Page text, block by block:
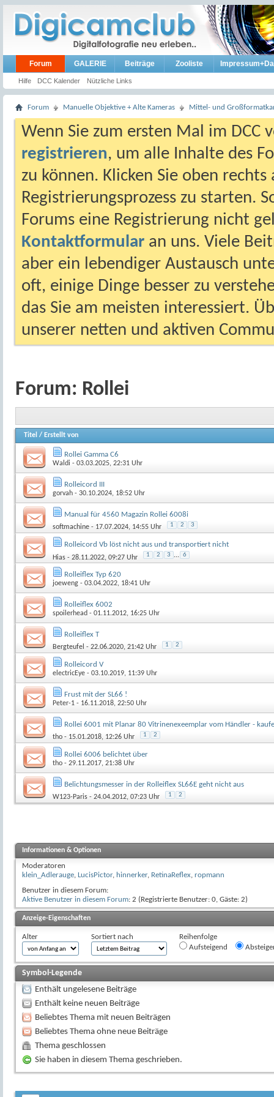
Forum
Hilfe DCC Kalender Nützliche Links
GALERIE Beiträge Zooliste
Forum Manuelle Objektive + Alte Kameras Mittel- und
Wenn Sie zum ersten Mal im DCC
registrieren, um alle Inhalte des
zu können. Klicken Sie oben
Registrierungsprozess zu starten.
Forums eine Registrierung nicht
Kontaktformular an uns. Viele
aber ein lebendiger Austausch
oft, einige Dinge besser zu
das Sie am meisten interessiert.
unserer netten und aktiven
Forum: Rollei
Titel / Erstellt von
Rollei Gamma C6
Waldi - 03.03.2025, 22:31 Uhr
Rolleicord III
gorvah - 30.10.2024, 18:52 Uhr
Manual für 4560 Magazin Rollei 6008i
softmachine - 17.07.2024, 14:55 Uhr 1 2 3
Rolleicord Vb löst nicht aus und transportiert nicht
Hias - 28.11.2022, 09:27 Uhr 1 2 3 ... 6
Rolleiflex Typ 620
joeweng - 03.04.2022, 18:41 Uhr
Rolleiflex 6002
spoilerhead - 01.11.2012, 16:25 Uhr
Rolleiflex T
Bergteufel - 22.06.2020, 21:42 Uhr 1 2
Rolleicord V
electricEye - 03.10.2019, 11:39 Uhr
Frust mit der SL66 !
Peter-1 - 16.11.2018, 22:50 Uhr
Rollei 6001 mit Planar 80 Vitrinenexeemplar vom Händler -
tho - 15.01.2018, 12:26 Uhr 1 2
Rollei 6006 belichtet über
tho - 29.11.2017, 21:38 Uhr
Belichtungsmesser in der Rolleiflex SL66E geht nicht aus
W123-Paris - 24.04.2012, 07:23 Uhr 1 2
Informationen & Optionen
Moderatoren
klein_Adlerauge, LucisPictor, hinnerker, RetinaReflex, ropmann
Benutzer in diesem Forum:
Aktive Benutzer in diesem Forum: 2 (Registrierte Benutzer: 0, Gäste: 2)
Anzeige-Eigenschaften
Alter Sortiert nach
Reihenfolge
Aufsteigend
Symbol-Legende
Enthält ungelesene Beiträge
Enthält keine neuen Beiträge
Beliebtes Thema mit neuen Beiträgen
Beliebtes Thema ohne neue Beiträge
Thema geschlossen
Sie haben in diesem Thema geschrieben.